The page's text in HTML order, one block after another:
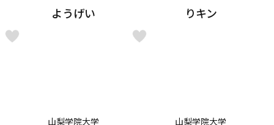
ようげい りキン
山梨学院大学 山梨学院大学